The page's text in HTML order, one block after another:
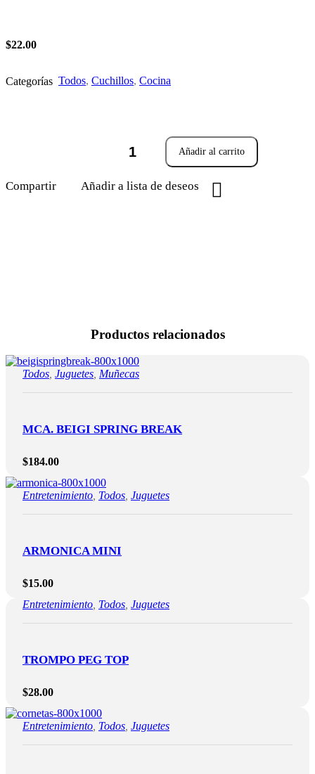
$22.00
GOOD
7
PULGADAS
Añadir al carrito
Añadir a lista de deseos
Compartir
Categorías Todos, Cuchillos, Cocina
Productos relacionados
MCA. BEIGI SPRING BREAK
$184.00
Todos, Juguetes, Muñecas
ARMONICA MINI
$15.00
Entretenimiento, Todos, Juguetes
TROMPO PEG TOP
$28.00
Entretenimiento, Todos, Juguetes
Entretenimiento, Todos, Juguetes